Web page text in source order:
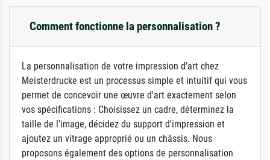
Comment fonctionne la personnalisation ?
La personnalisation de votre impression d'art chez
Meisterdrucke est un processus simple et intuitif qui vous
permet de concevoir une œuvre d'art exactement selon
vos spécifications : Choisissez un cadre, déterminez la
taille de l'image, décidez du support d'impression et
ajoutez un vitrage approprié ou un châssis. Nous
proposons également des options de personnalisation